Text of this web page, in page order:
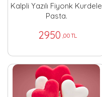
Kalpli Yazılı Fiyonk Kurdele
Pasta.
2950 ,00 TL